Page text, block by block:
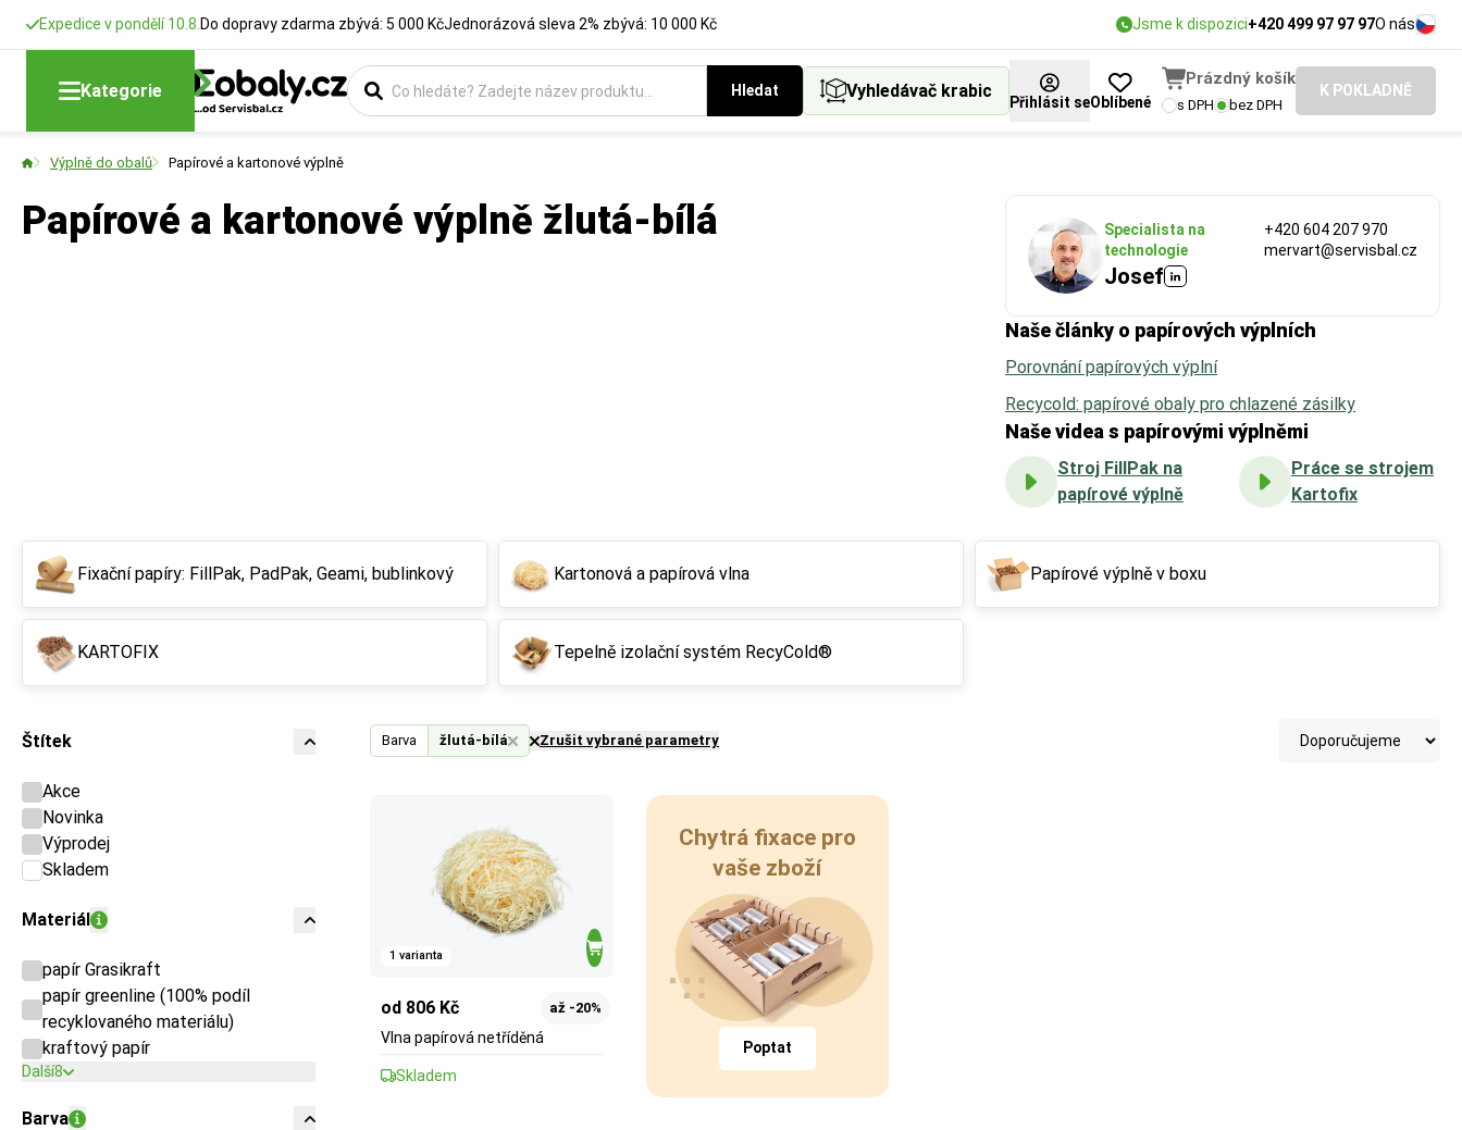
Expedice v pondělí 10.8. Do dopravy zdarma zbývá: 5 000 KčJednorázová sleva 2% zbývá: 10 000 Kč Jsme k dispozici+420 499 97 97 97O nás
Kategorie Hledat Vyhledávač krabic
Přihlásit seOblíbené
Prázdný košík
s DPH bez DPH
K POKLADNĚ
Výplně do obalů Papírové a kartonové výplně
Papírové a kartonové výplně žlutá-bílá
Specialista na
technologie
Josef
+420 604 207 970
mervart@servisbal.cz
Naše články o papírových výplních
Porovnání papírových výplní
Recycold: papírové obaly pro chlazené zásilky
Naše videa s papírovými výplněmi
Stroj FillPak na
papírové výplně
Práce se strojem
Kartofix
Fixační papíry: FillPak, PadPak, Geami, bublinkový Kartonová a papírová vlna Papírové výplně v boxu
KARTOFIX Tepelně izolační systém RecyCold®
Štítek
Akce
Novinka
Výprodej
Skladem
Materiál
papír Grasikraft
papír greenline (100% podíl
recyklovaného materiálu)
kraftový papír
Další8
Barva
Barva žlutá-bílá Zrušit vybrané parametry
1 varianta
od 806 Kč až -20%
Vlna papírová netříděná
Skladem
Chytrá fixace pro
vaše zboží
Poptat